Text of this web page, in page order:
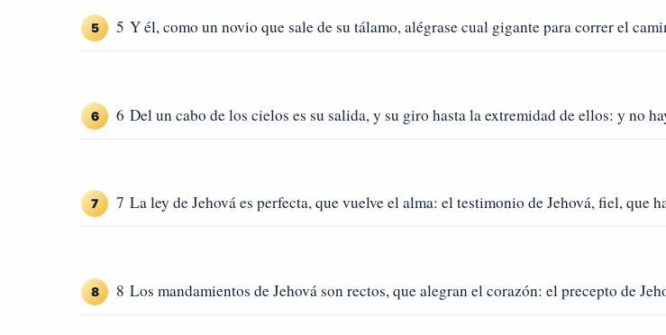
5 5 Y él, como un novio que sale de su tálamo, alégrase cual gigante para correr el
6 6 Del un cabo de los cielos es su salida, y su giro hasta la extremidad de ellos: y no
7 7 La ley de Jehová es perfecta, que vuelve el alma: el testimonio de Jehová, fiel, que
8 8 Los mandamientos de Jehová son rectos, que alegran el corazón: el precepto de